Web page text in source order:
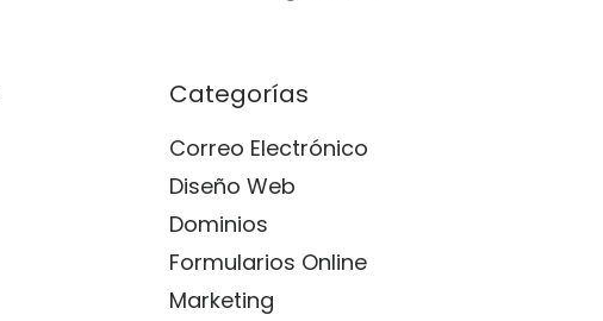
Categorías
Correo Electrónico
Diseño Web
Dominios
Formularios Online
Marketing